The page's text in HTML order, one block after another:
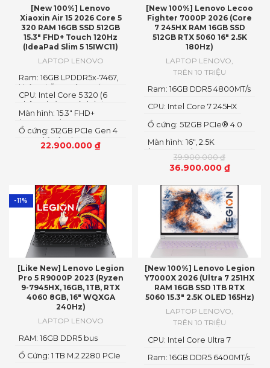
[New 100%] Lenovo
Xiaoxin Air 15 2026 Core 5
320 RAM 16GB SSD 512GB
15.3″ FHD+ Touch 120Hz
(IdeaPad Slim 5 15IWC11)
LAPTOP LENOVO
22.900.000 ₫
Ổ cứng: 512GB PCIe Gen 4
SSD, chỉ có 1 slot SSD,
nâng cấp theo dạng thay
Màn hình: 15.3″ FHD+
(1920x1200) IPS
CPU: Intel Core 5 320 (6
nhân 6 luồng, có thể đạt
tới 4.6GHz)
Ram: 16GB LPDDR5x-7467,
không hỗ trợ nâng cấp
[New 100%] Lenovo Lecoo
Fighter 7000P 2026 (Core
7 245HX RAM 16GB SSD
512GB RTX 5060 16″ 2.5K
180Hz)
LAPTOP LENOVO
TRÊN 10 TRIỆU
39.900.000₫
36.900.000 ₫
Màn hình: 16″, 2.5K
(2560x1600) IPS, LED
Ổ cứng: 512GB PCIe® 4.0
CPU: Intel Core 7 245HX
Ram: 16GB DDR5 4800MT/s
-11%
[Like New] Lenovo Legion
Pro 5 R9000P 2023 (Ryzen
9-7945HX, 16GB, 1TB, RTX
4060 8GB, 16″ WQXGA
240Hz)
LAPTOP LENOVO
Ổ Cứng: 1 TB M.2 2280 PCIe
RAM: 16GB DDR5 bus
[New 100%] Lenovo Legion
Y7000X 2026 (Ultra 7 251HX
RAM 16GB SSD 1TB RTX
5060 15.3″ 2.5K OLED 165Hz)
LAPTOP LENOVO,
TRÊN 10 TRIỆU
Ram: 16GB DDR5 6400MT/s
CPU: Intel Core Ultra 7